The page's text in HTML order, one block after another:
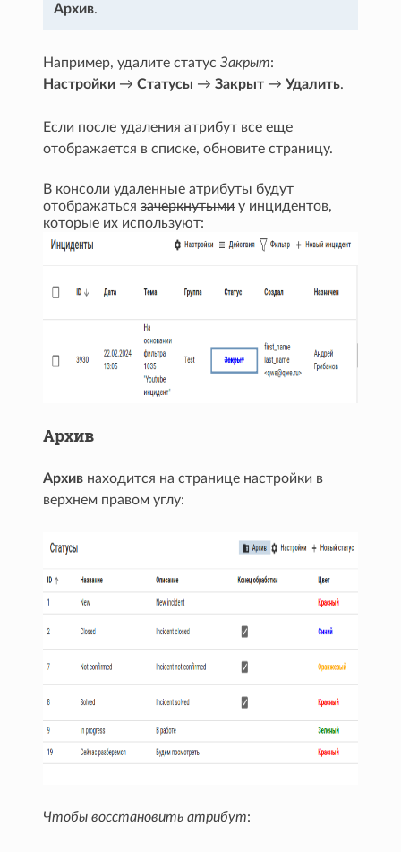
Архив.
Например, удалите статусЗакрыт:
Настройки →Статусы →Закрыт →Удалить.
Если после удаления атрибут все еще
отображается в списке, обновите страницу.
В консоли удаленные атрибуты будут
отображатьсязачеркнутымиу инцидентов,
которые их используют:
Архив
Архив находится на странице настройки в
верхнем правом углу:
Чтобы восстановить атрибут: